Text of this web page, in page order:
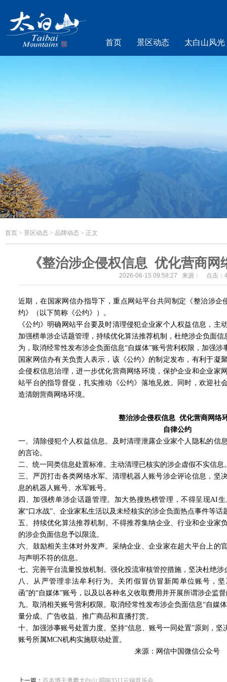
首页 景区动态 太白山风光
首页 > 景区动态 > 品牌动态 > 正文
《整治涉企侵权信息 优化营商网
2026-06-15 09:58:27 来源： 点击：
近期，在国家网信办指导下，重点网站平台共同制定《整治涉
约》（以下简称《公约》）。
《公约》明确网站平台要及时清理侵犯企业家个人权益信息，主
加强榜单涉企话题管理，持续优化算法推荐机制，杜绝涉企负面信
为，取消经常性发布涉企负面信息“自媒体”账号营利权限，加强涉
国家网信办有关负责人表示，该《公约》的制定发布，有利于凝
企侵权信息治理，进一步优化营商网络环境，保护企业和企业家
站平台的指导督促，扎实推动《公约》落地见效。同时，欢迎社
造清朗营商网络环境。
整治涉企侵权信息 优化营商网络
自律公约
一、清除侵犯个人权益信息。及时清理泄露企业家个人隐私的信
的言论。
二、统一同类信息处置标准。主动清理已核实的涉企虚假不实信息
三、严厉打击各类网络水军。清理机器人账号涉企评论信息，坚
息的机器人账号、水军账号。
四、加强榜单涉企话题管理。加大热搜热榜管理，不得呈现AI
家“口水战”、企业家私生活以及未经核实的涉企负面热点事件等话
五、持续优化算法推荐机制。不得推荐集纳企业、行业和企业家
的涉企负面信息予以限流。
六、鼓励相关主体对外发声。采纳企业、企业家在超大平台上的
与声明不符的信息。
七、完善平台流量投放机制。强化投流审核管控措施，坚决杜绝涉
八、从严管理非法牟利行为。关闭假冒仿冒新闻单位账号，
函”的“自媒体”账号，以及以各种名义收取费用并开展所谓涉企监
九、取消相关账号营利权限。取消经常性发布涉企负面信息“自媒
量分成、广告收益、推广商品和直播打赏。
十、加强涉事账号处置力度。坚持“信息、账号一同处置”原则，
账号所属MCN机构实施联动处置。
来源：网信中国微信公众号
上一篇： 百名博主勇攀太白山 唱响3511云端音乐会